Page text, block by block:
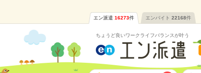
エン派遣 16273件 エンバイト 22168件
ちょうど良いワークライフバランスが叶う